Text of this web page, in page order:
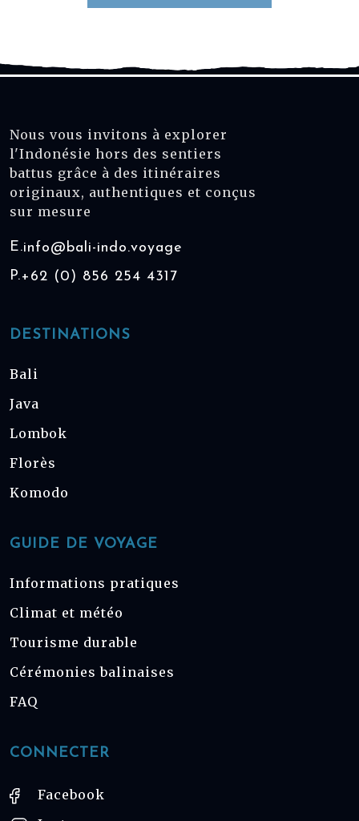
Nous vous invitons à explorer
l'Indonésie hors des sentiers
battus grâce à des itinéraires
originaux, authentiques et conçus
sur mesure
E.info@bali-indo.voyage
P.+62 (0) 856 254 4317
DESTINATIONS
Bali
Java
Lombok
Florès
Komodo
GUIDE DE VOYAGE
Informations pratiques
Climat et météo
Tourisme durable
Cérémonies balinaises
FAQ
CONNECTER
Facebook